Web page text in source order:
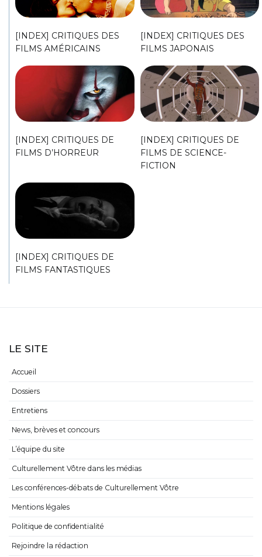
[INDEX] CRITIQUES DES
FILMS AMÉRICAINS
[INDEX] CRITIQUES DES
FILMS JAPONAIS
[INDEX] CRITIQUES DE
FILMS D’HORREUR
[INDEX] CRITIQUES DE
FILMS DE SCIENCE-
FICTION
[INDEX] CRITIQUES DE
FILMS FANTASTIQUES
LE SITE
Accueil
Dossiers
Entretiens
News, brèves et concours
L’équipe du site
Culturellement Vôtre dans les médias
Les conférences-débats de Culturellement Vôtre
Mentions légales
Politique de confidentialité
Rejoindre la rédaction